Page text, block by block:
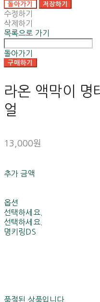
돌아가기 저장하기
수정하기
삭제하기
목록으로 가기
돌아가기
구매하기
라온 액막이 명
얼
13,000원
추가 금액
옵션
선택하세요.
선택하세요.
명키링DS
품절된 상품입니다.